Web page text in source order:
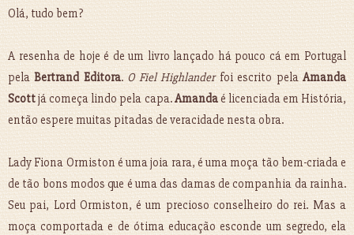
Olá, tudo bem?
A resenha de hoje é de um livro lançado há pouco cá em Portugal
pelaBertrand Editora.O Fiel Highlanderfoi escrito pelaAmanda
Scottjá começa lindo pela capa.Amandaé licenciada em História,
então espere muitas pitadas de veracidade nesta obra.
Lady Fiona Ormiston é uma joia rara, é uma moça tão bem-criada e
de tão bons modos que é uma das damas de companhia da rainha.
Seu pai, Lord Ormiston, é um precioso conselheiro do rei. Mas a
moça comportada e de ótima educação esconde um segredo, ela